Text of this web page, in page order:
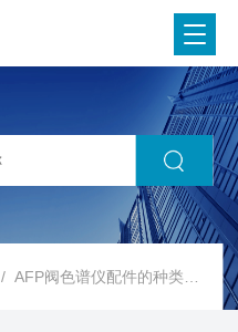
/ AFP阀色谱仪配件的种类和功能